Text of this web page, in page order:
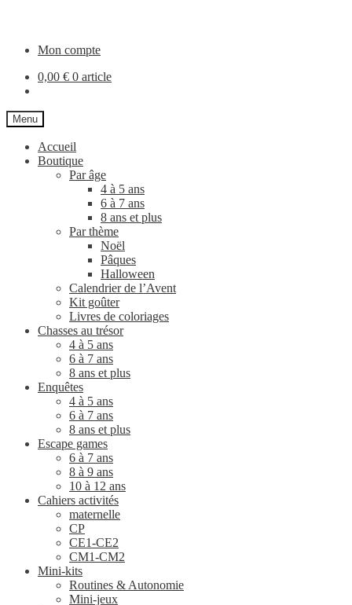
navigationMon compte
0,00 € 0 article
Menu
Accueil
Boutique
Par âge
4 à 5 ans
6 à 7 ans
8 ans et plus
Par thème
Noël
Pâques
Halloween
Calendrier de l’Avent
Kit goûter
Livres de coloriages
Chasses au trésor
4 à 5 ans
6 à 7 ans
8 ans et plus
Enquêtes
4 à 5 ans
6 à 7 ans
8 ans et plus
Escape games
6 à 7 ans
8 à 9 ans
10 à 12 ans
Cahiers activités
maternelle
CP
CE1-CE2
CM1-CM2
Mini-kits
Routines & Autonomie
Mini-jeux